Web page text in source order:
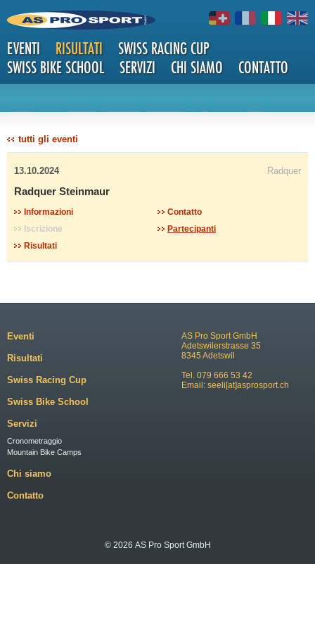
EVENTI RISULTATI
SWISS RACING CUP
SWISS BIKE SCHOOL
SERVIZI CHI SIAMO CONTATTO
DETTAG
LI
tutti gli eventi
13.10.2024 Radquer
Radquer Steinmaur
Informazioni
Contatto
Iscrizione
Partecipanti
Risultati
AS Pro Sport GmbH
Adetswilerstrasse 35
8345 Adetswil
Tel. 079 666 53 42
Email: seeli[at]asprosport.ch
Eventi
Risultati
Swiss Racing Cup
Swiss Bike School
Servizi
Cronometraggio
Mountain Bike Camps
Chi siamo
Contatto
© 2026 AS Pro Sport GmbH